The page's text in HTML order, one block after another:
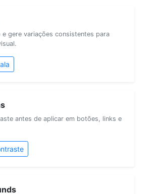
e gere variações consistentes para
antes de aplicar em botões, links e